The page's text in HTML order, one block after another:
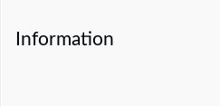
Information